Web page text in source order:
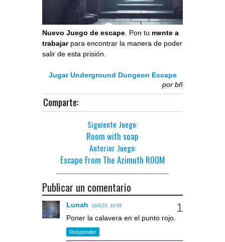
Nuevo Juego de escape . Pon tu mente a
trabajar para encontrar la manera de poder
salir de esta prisión.
Jugar Underground Dungeon Escape
por bñ
Comparte:
Siguiente Juego:
Room with soap
Anterior Juego:
Escape From The Azimuth ROOM
Publicar un comentario
Lunah 16/6/23, 16:05
Poner la calavera en el punto rojo.
Responder